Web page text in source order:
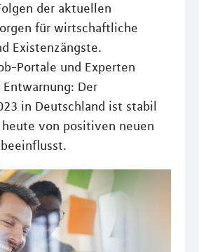
der aktuellen
für wirtschaftliche
Existenzängste.
Portale und Experten
Der
in Deutschland ist stabil
von positiven neuen